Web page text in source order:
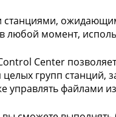
любой момент,
Center
групп
управлять файлами